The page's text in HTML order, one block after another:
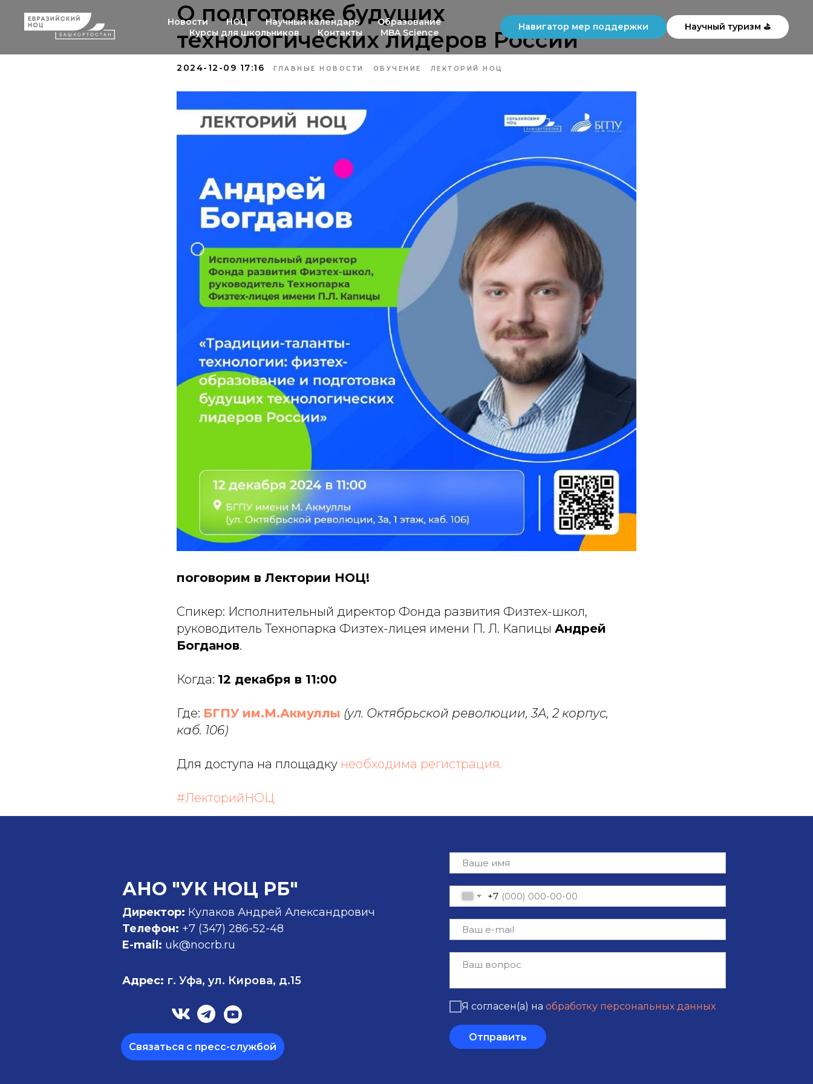
Новости НОЦ Научный календарь
Образование
Курсы для школьников
Контакты MBA Science
Навигатор мер поддержки Научный туризм ⛳
О подготовке будущих
технологических лидеров России
2024-12-09 17:16 ГЛАВНЫЕ НОВОСТИ ОБУЧЕНИЕ ЛЕКТОРИЙ НОЦ
поговорим в Лектории НОЦ!
Спикер: Исполнительный директор Фонда развития Физтех-школ,
руководитель Технопарка Физтех-лицея имени П. Л. Капицы Андрей
Богданов.
Когда: 12 декабря в 11:00
Где: БГПУ им.М.Акмуллы (ул. Октябрьской революции, 3А, 2 корпус,
каб. 106)
Для доступа на площадку необходима регистрация.
#ЛекторийНОЦ
+7
Я согласен(а) на обработку персональных данных
Отправить
АНО "УК НОЦ РБ"
Директор: Кулаков Андрей Александрович
Телефон: +7 (347) 286-52-48
E-mail: uk@nocrb.ru
Адрес: г. Уфа, ул. Кирова, д.15
Связаться с пресс-службой